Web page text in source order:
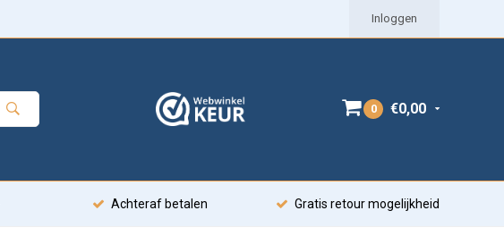
Inloggen
0 €0,00
Achteraf betalen Gratis retour mogelijkheid